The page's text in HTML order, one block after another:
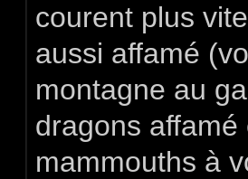
courent plus
aussi affamé
montagne au
dragons
mammouths à